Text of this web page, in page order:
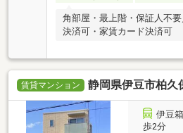
角部屋・最上階・保証人不
決済可・家賃カード決済可
賃貸マンション 静岡県伊豆市柏久
伊豆
歩2分